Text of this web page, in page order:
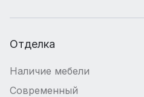
Отделка
Наличие мебели
Современный